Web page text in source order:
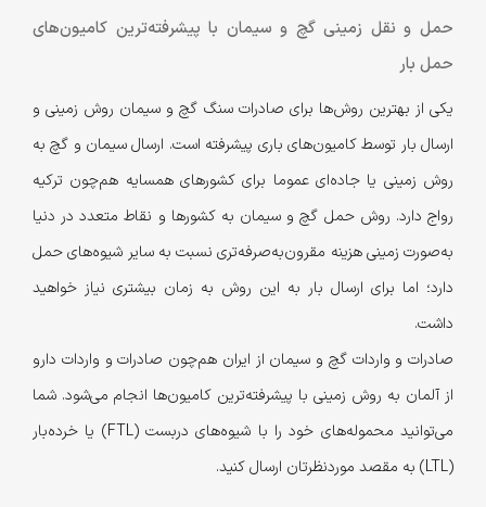
حمل و نقل زمینی گچ و سیمان با پیشرفته‌ترین کامیون‌های
حمل بار
یکی از بهترین روش‌ها برای صادرات سنگ گچ و سیمان روش زمینی و
ارسال بار توسط کامیون‌های باری پیشرفته است. ارسال سیمان و گچ به
روش زمینی یا جاده‌ای عموما برای کشورهای همسایه هم‌چون ترکیه
رواج دارد. روش حمل گچ و سیمان به کشورها و نقاط متعدد در دنیا
به‌صورت زمینی هزینه مقرون‌به‌صرفه‌تری نسبت به سایر شیوه‌های حمل‌
دارد؛ اما برای ارسال بار به این روش به زمان بیشتری نیاز خواهید
داشت.
صادرات و واردات گچ و سیمان از ایران هم‌چون صادرات و واردات دارو
از آلمان به روش زمینی با پیشرفته‌ترین کامیون‌ها انجام می‌شود. شما
می‌توانید محموله‌های خود را با شیوه‌های دربست (FTL) یا خرده‌بار
(LTL) به مقصد مورد‌نظرتان ارسال کنید.